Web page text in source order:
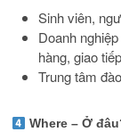
Sinh viên,
Doanh
hàng, giao
Trung tâm
Where – Ở